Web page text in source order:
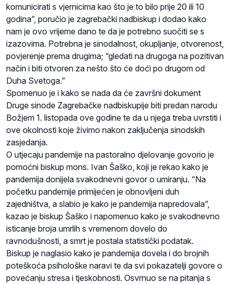
komunicirati s vjernicima kao što je to bilo prije 20 ili 10
godina”, poručio je zagrebački nadbiskup i dodao kako
nam je ovo vrijeme dano te da je potrebno suočiti se s
izazovima. Potrebna je sinodalnost, okupljanje, otvorenost,
povjerenje prema drugima; “gledati na drugoga na pozitivan
način i biti otvoren za nešto što će doći po drugom od
Duha Svetoga.”
Spomenuo je i kako se nada da će završni dokument
Druge sinode Zagrebačke nadbiskupije biti predan narodu
Božjem 1. listopada ove godine te da u njega treba uvrstiti i
ove okolnosti koje živimo nakon zaključenja sinodskih
zasjedanja.
O utjecaju pandemije na pastoralno djelovanje govorio je
pomoćni biskup mons. Ivan Šaško, koji je rekao kako je
pandemija donijela svakodnevni govor o umiranju. “Na
početku pandemije primijećen je obnovljeni duh
zajedništva, a slabio je kako je pandemija napredovala”,
kazao je biskup Šaško i napomenuo kako je svakodnevno
isticanje broja umrlih s vremenom dovelo do
ravnodušnosti, a smrt je postala statistički podatak.
Biskup je naglasio kako je pandemija dovela i do brojnih
poteškoća psihološke naravi te da svi pokazatelji govore o
povećanju stresa i tjeskobnosti. Osvrnuo se na pitanja s